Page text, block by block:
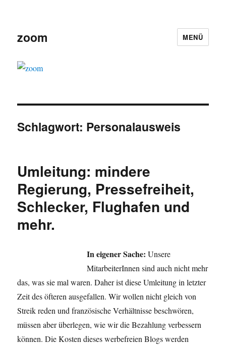
zoom MENÜ
Schlagwort: Personalausweis
Umleitung: mindere
Regierung, Pressefreiheit,
Schlecker, Flughafen und
mehr.
In eigener Sache:Unsere
MitarbeiterInnen sind auch nicht mehr
das, was sie mal waren. Daher ist diese Umleitung in letzter
Zeit des öfteren ausgefallen. Wir wollen nicht gleich von
Streik reden und französische Verhältnisse beschwören,
müssen aber überlegen, wie wir die Bezahlung verbessern
können. Die Kosten dieses werbefreien Blogs werden